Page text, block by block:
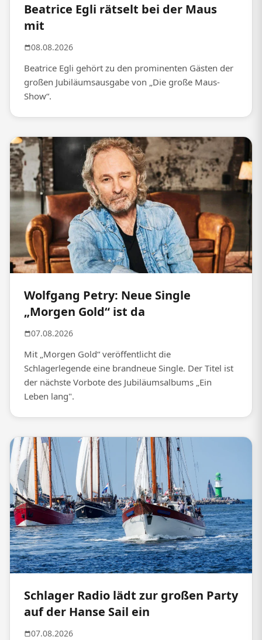
Beatrice Egli rätselt bei der Maus
mit
08.08.2026
Beatrice Egli gehört zu den prominenten Gästen der
großen Jubiläumsausgabe von „Die große Maus-
Show“.
Wolfgang Petry: Neue Single
„Morgen Gold“ ist da
07.08.2026
Mit „Morgen Gold“ veröffentlicht die
Schlagerlegende eine brandneue Single. Der Titel ist
der nächste Vorbote des Jubiläumsalbums „Ein
Leben lang".
Schlager Radio lädt zur großen Party
auf der Hanse Sail ein
07.08.2026